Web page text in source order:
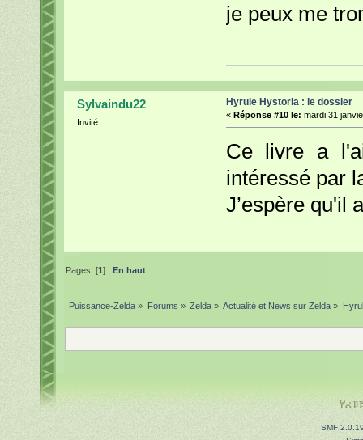
je peux me
Sylvaindu22
Invité
Hyrule Hystoria : le dossier
« Réponse #10 le: mardi 31
Ce livre a
intéressé par
J’espère qu'il
Pages: [1]En haut
Puissance-Zelda » Forums » Zelda» Actualité et News sur Zelda »
SMF